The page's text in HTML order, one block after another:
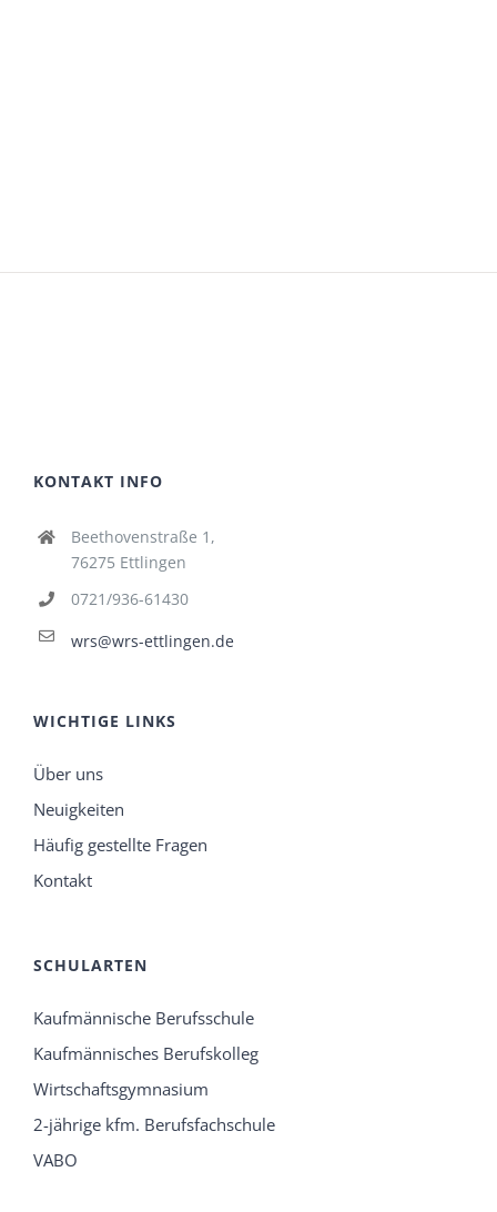
KONTAKT INFO
Beethovenstraße 1,
76275 Ettlingen
0721/936-61430
wrs@wrs-ettlingen.de
WICHTIGE LINKS
Über uns
Neuigkeiten
Häufig gestellte Fragen
Kontakt
SCHULARTEN
Kaufmännische Berufsschule
Kaufmännisches Berufskolleg
Wirtschaftsgymnasium
2-jährige kfm. Berufsfachschule
VABO